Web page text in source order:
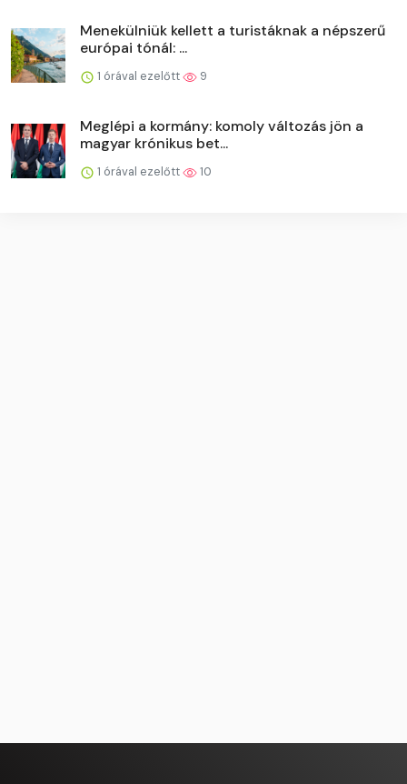
Menekülniük kellett a turistáknak a népszerű
európai tónál: ...
1 órával ezelőtt 9
Meglépi a kormány: komoly változás jön a
magyar krónikus bet...
1 órával ezelőtt 10